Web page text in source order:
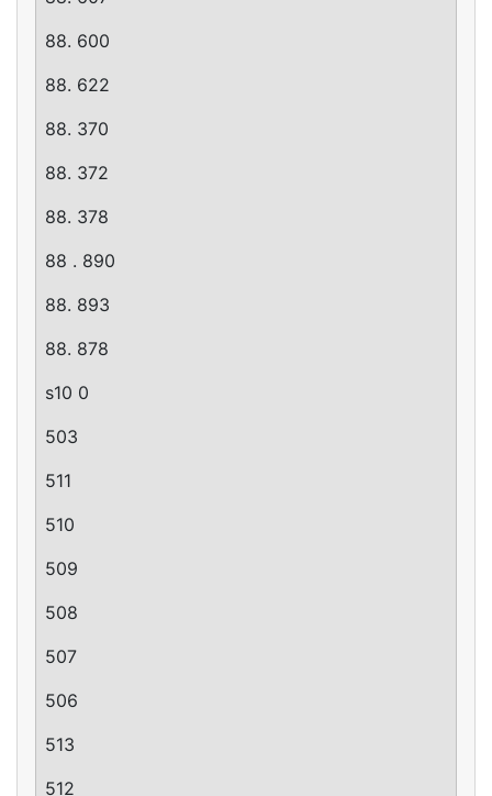
88. 600
88. 622
88. 370
88. 372
88. 378
88 . 890
88. 893
88. 878
s10 0
503
511
510
509
508
507
506
513
512